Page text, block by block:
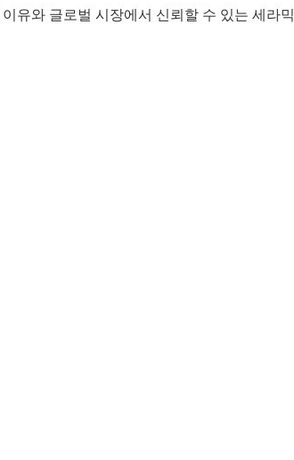
유와 글로벌 시장에서 신뢰할 수 있는 세라믹